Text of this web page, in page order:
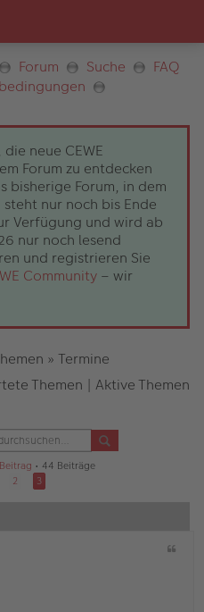
Forum Suche
FAQ
neue CEWE
Forum zu entdecken
bisherige Forum, in dem
nur noch bis Ende
Verfügung und wird ab
nur noch lesend
und registrieren Sie
Community – wir
» Termine
Themen | Aktive Themen
• 44 Beiträge
2 3